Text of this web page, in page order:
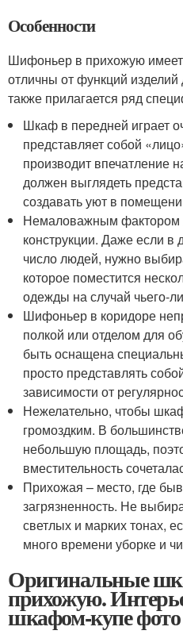
Особенности
Шифоньер в прихожую
отличны от функций
также прилагается ряд
Шкаф в передней играет
представляет собой
производит впечатление
должен выглядеть
создавать уют в
Немаловажным фактором
конструкции. Даже если
число людей, нужно
которое поместится
одежды на случай чьего-
Шифоньер в коридоре
полкой или отделом для
быть оснащена
просто представлять
зависимости от
Нежелательно, чтобы
громоздким. В
небольшую площадь,
вместительность
Прихожая – место, где
загрязненность. Не
светлых и марких тонах,
много времени уборке и
Оригинальные
прихожую.
шкафом-купе фото